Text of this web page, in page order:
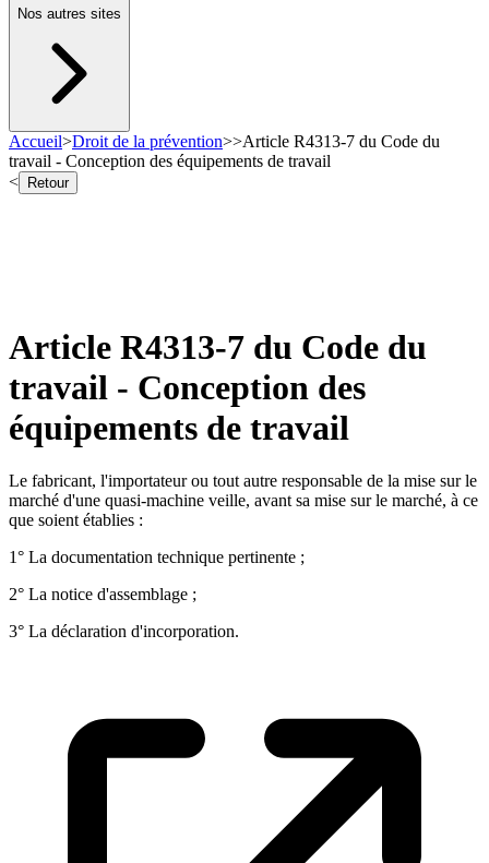
Nos autres sites
Accueil>Droit de la prévention>>Article R4313-7 du Code du
travail - Conception des équipements de travail
<
Retour
Article R4313-7 du Code du
travail - Conception des
équipements de travail
Le fabricant, l'importateur ou tout autre responsable de la mise sur le
marché d'une quasi-machine veille, avant sa mise sur le marché, à ce
que soient établies :
1° La documentation technique pertinente ;
2° La notice d'assemblage ;
3° La déclaration d'incorporation.